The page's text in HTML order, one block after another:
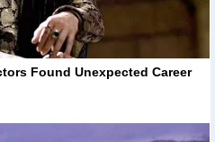
Found Unexpected Career